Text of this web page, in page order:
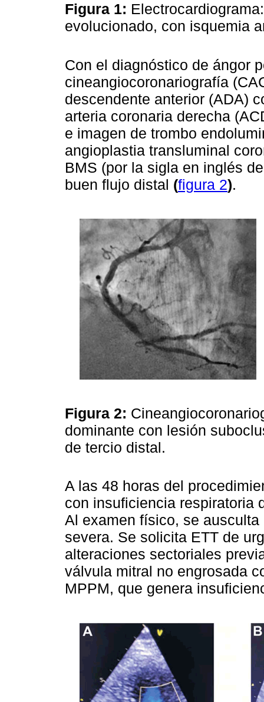
Figura 1:
evolucionado, con isquemia
Con el diagnóstico de ángor
cineangiocoronariografía
descendente anterior (ADA)
arteria coronaria derecha
e imagen de trombo
angioplastia transluminal
BMS (por la sigla en inglés
buen flujo distal (figura 2).
Figura 2:
dominante con lesión
de tercio distal.
A las 48 horas del
con insuficiencia respiratoria
Al examen físico, se
severa. Se solicita ETT de
alteraciones sectoriales
válvula mitral no engrosada
MPPM, que genera